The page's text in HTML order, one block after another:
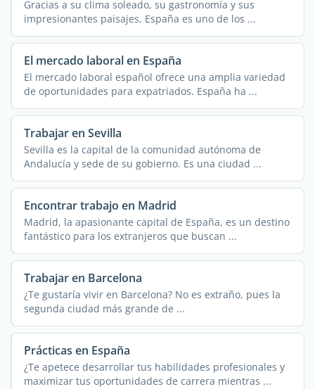
Gracias a su clima soleado, su gastronomía y sus
impresionantes paisajes, España es uno de los ...
El mercado laboral en España
El mercado laboral español ofrece una amplia variedad
de oportunidades para expatriados. España ha ...
Trabajar en Sevilla
Sevilla es la capital de la comunidad autónoma de
Andalucía y sede de su gobierno. Es una ciudad ...
Encontrar trabajo en Madrid
Madrid, la apasionante capital de España, es un destino
fantástico para los extranjeros que buscan ...
Trabajar en Barcelona
¿Te gustaría vivir en Barcelona? No es extraño, pues la
segunda ciudad más grande de ...
Prácticas en España
¿Te apetece desarrollar tus habilidades profesionales y
maximizar tus oportunidades de carrera mientras ...